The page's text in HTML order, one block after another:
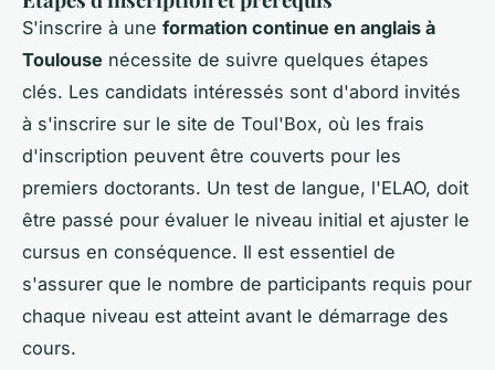
S'inscrire à une formation continue en anglais à
Toulouse nécessite de suivre quelques étapes
clés. Les candidats intéressés sont d'abord invités
à s'inscrire sur le site de Toul'Box, où les frais
d'inscription peuvent être couverts pour les
premiers doctorants. Un test de langue, l'ELAO, doit
être passé pour évaluer le niveau initial et ajuster le
cursus en conséquence. Il est essentiel de
s'assurer que le nombre de participants requis pour
chaque niveau est atteint avant le démarrage des
cours.